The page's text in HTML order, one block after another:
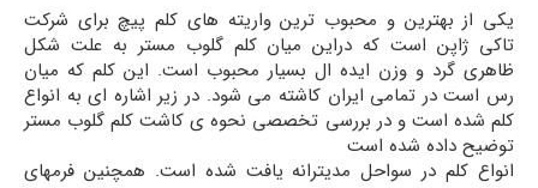
یکی از بهترین و محبوب ترین واریته های کلم پیچ برای شرکت
تاکی ژاپن است که دراین میان کلم گلوب مستر به علت شکل
ظاهری گرد و وزن ایده ال بسیار محبوب است. این کلم که میان
رس است در تمامی ایران کاشته می شود. در زیر اشاره ای به انواع
کلم شده است و در بررسی تخصصی نحوه ی کاشت کلم گلوب مستر
توضیح داده شده است
انواع کلم در سواحل مدیترانه یافت شده است. همچنین فرمهای